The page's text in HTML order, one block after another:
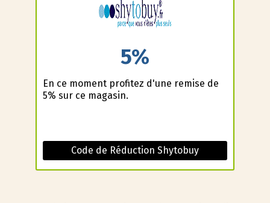
5%
En ce moment profitez d'une remise de
5% sur ce magasin.
Code de Réduction Shytobuy